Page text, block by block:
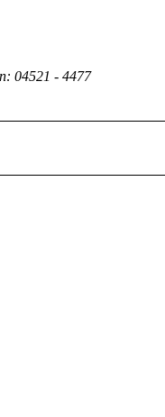
04521 - 4477